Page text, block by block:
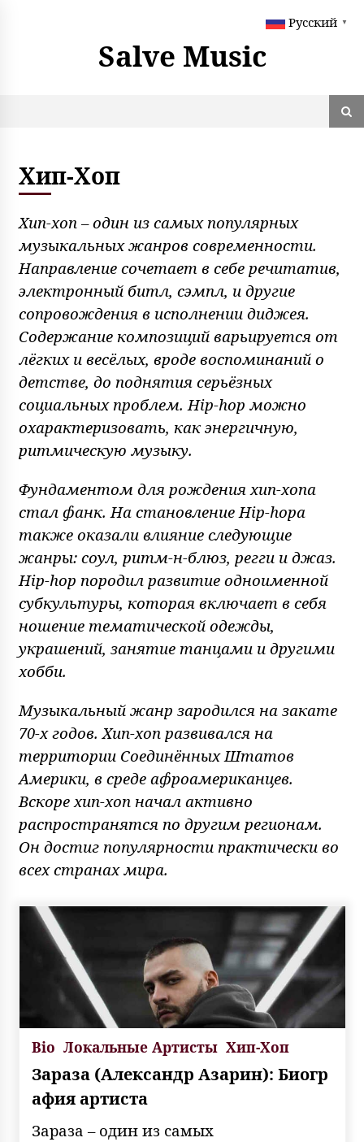
Salve Music
Хип-Хоп
Хип-хоп – один из самых популярных
музыкальных жанров современности.
Направление сочетает в себе речитатив,
электронный битл, сэмпл, и другие
сопровождения в исполнении диджея.
Содержание композиций варьируется от
лёгких и весёлых, вроде воспоминаний о
детстве, до поднятия серьёзных
социальных проблем. Hip-hop можно
охарактеризовать, как энергичную,
ритмическую музыку.
Фундаментом для рождения хип-хопа
стал фанк. На становление Hip-hopa
также оказали влияние следующие
жанры: соул, ритм-н-блюз, регги и джаз.
Hip-hop породил развитие одноименной
субкультуры, которая включает в себя
ношение тематической одежды,
украшений, занятие танцами и другими
хобби.
Музыкальный жанр зародился на закате
70-х годов. Хип-хоп развивался на
территории Соединённых Штатов
Америки, в среде афроамериканцев.
Вскоре хип-хоп начал активно
распространятся по другим регионам.
Он достиг популярности практически во
всех странах мира.
Bio Локальные Артисты Хип-Хоп
Зараза (Александр Азарин): Биогр
афия артиста
Зараза – один из самых
Русский ▼